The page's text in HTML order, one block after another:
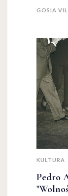
GOSIA
KULTURA
Pedro